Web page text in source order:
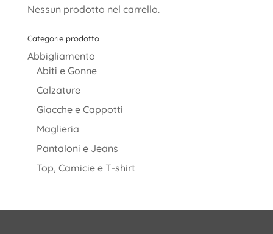
Nessun prodotto nel carrello.
Categorie prodotto
Abbigliamento
Abiti e Gonne
Calzature
Giacche e Cappotti
Maglieria
Pantaloni e Jeans
Top, Camicie e T-shirt